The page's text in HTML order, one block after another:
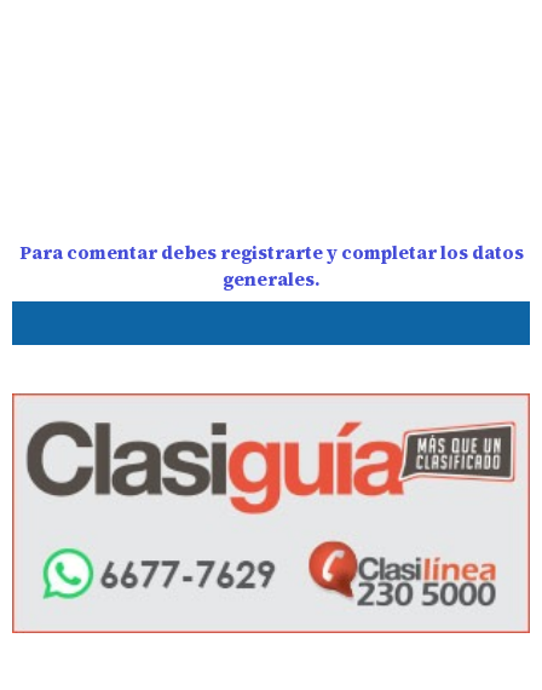
Para comentar debes registrarte y completar los datos
generales.